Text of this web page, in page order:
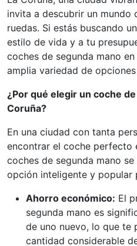
invita a descubrir un mundo
ruedas. Si estás buscando
estilo de vida y a tu
coches de segunda mano
amplia variedad de
¿Por qué elegir un coche
Coruña?
En una ciudad con tanta
encontrar el coche perfecto
coches de segunda mano
opción inteligente y popular
Ahorro económico: El
segunda mano es
de uno nuevo, lo que te
cantidad considerable